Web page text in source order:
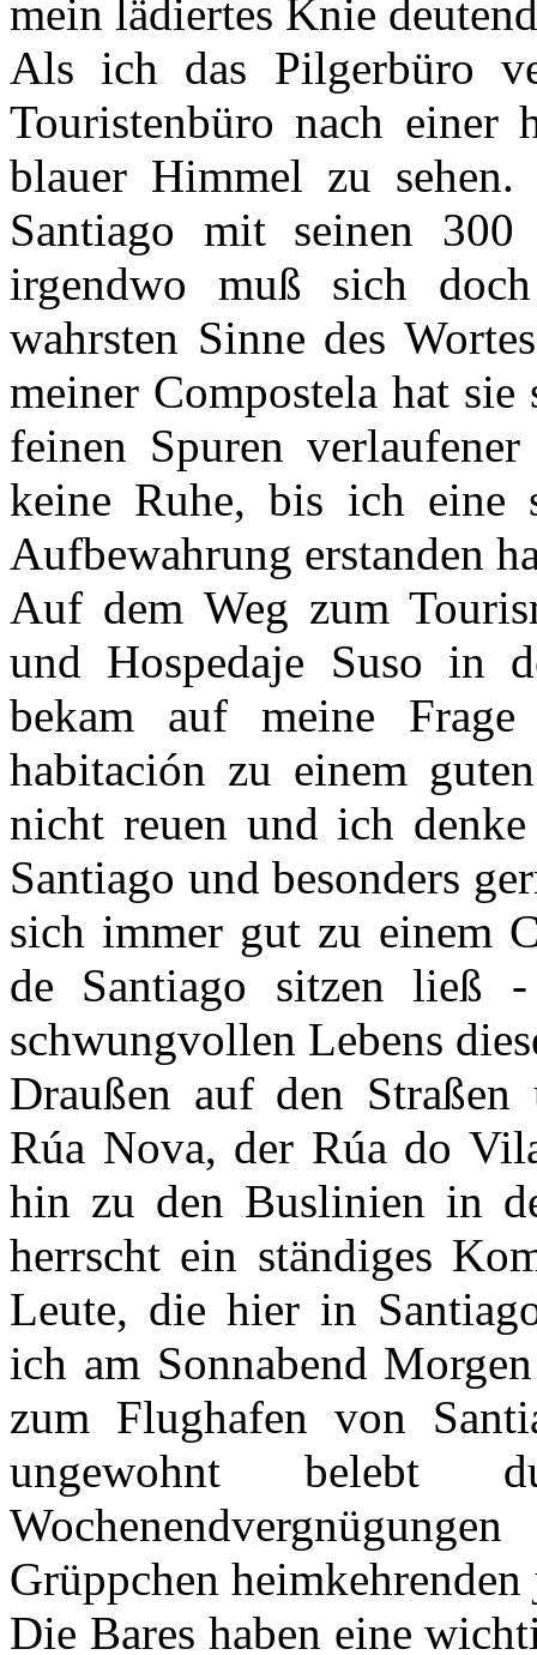
mein lädiertes Knie
Als ich das Pilgerbüro
Touristenbüro nach einer
blauer Himmel zu
Santiago mit seinen
irgendwo muß sich
wahrsten Sinne des
meiner Compostela hat
feinen Spuren
keine Ruhe, bis ich eine
Aufbewahrung erstanden
Auf dem Weg zum
und Hospedaje Suso in
bekam auf meine
habitación zu einem
nicht reuen und ich
Santiago und besonders
sich immer gut zu einem
de Santiago sitzen ließ
schwungvollen Lebens
Draußen auf den
Rúa Nova, der Rúa do
hin zu den Buslinien in
herrscht ein ständiges
Leute, die hier in
ich am Sonnabend
zum Flughafen von
ungewohnt belebt
Grüppchen
Die Bares haben eine